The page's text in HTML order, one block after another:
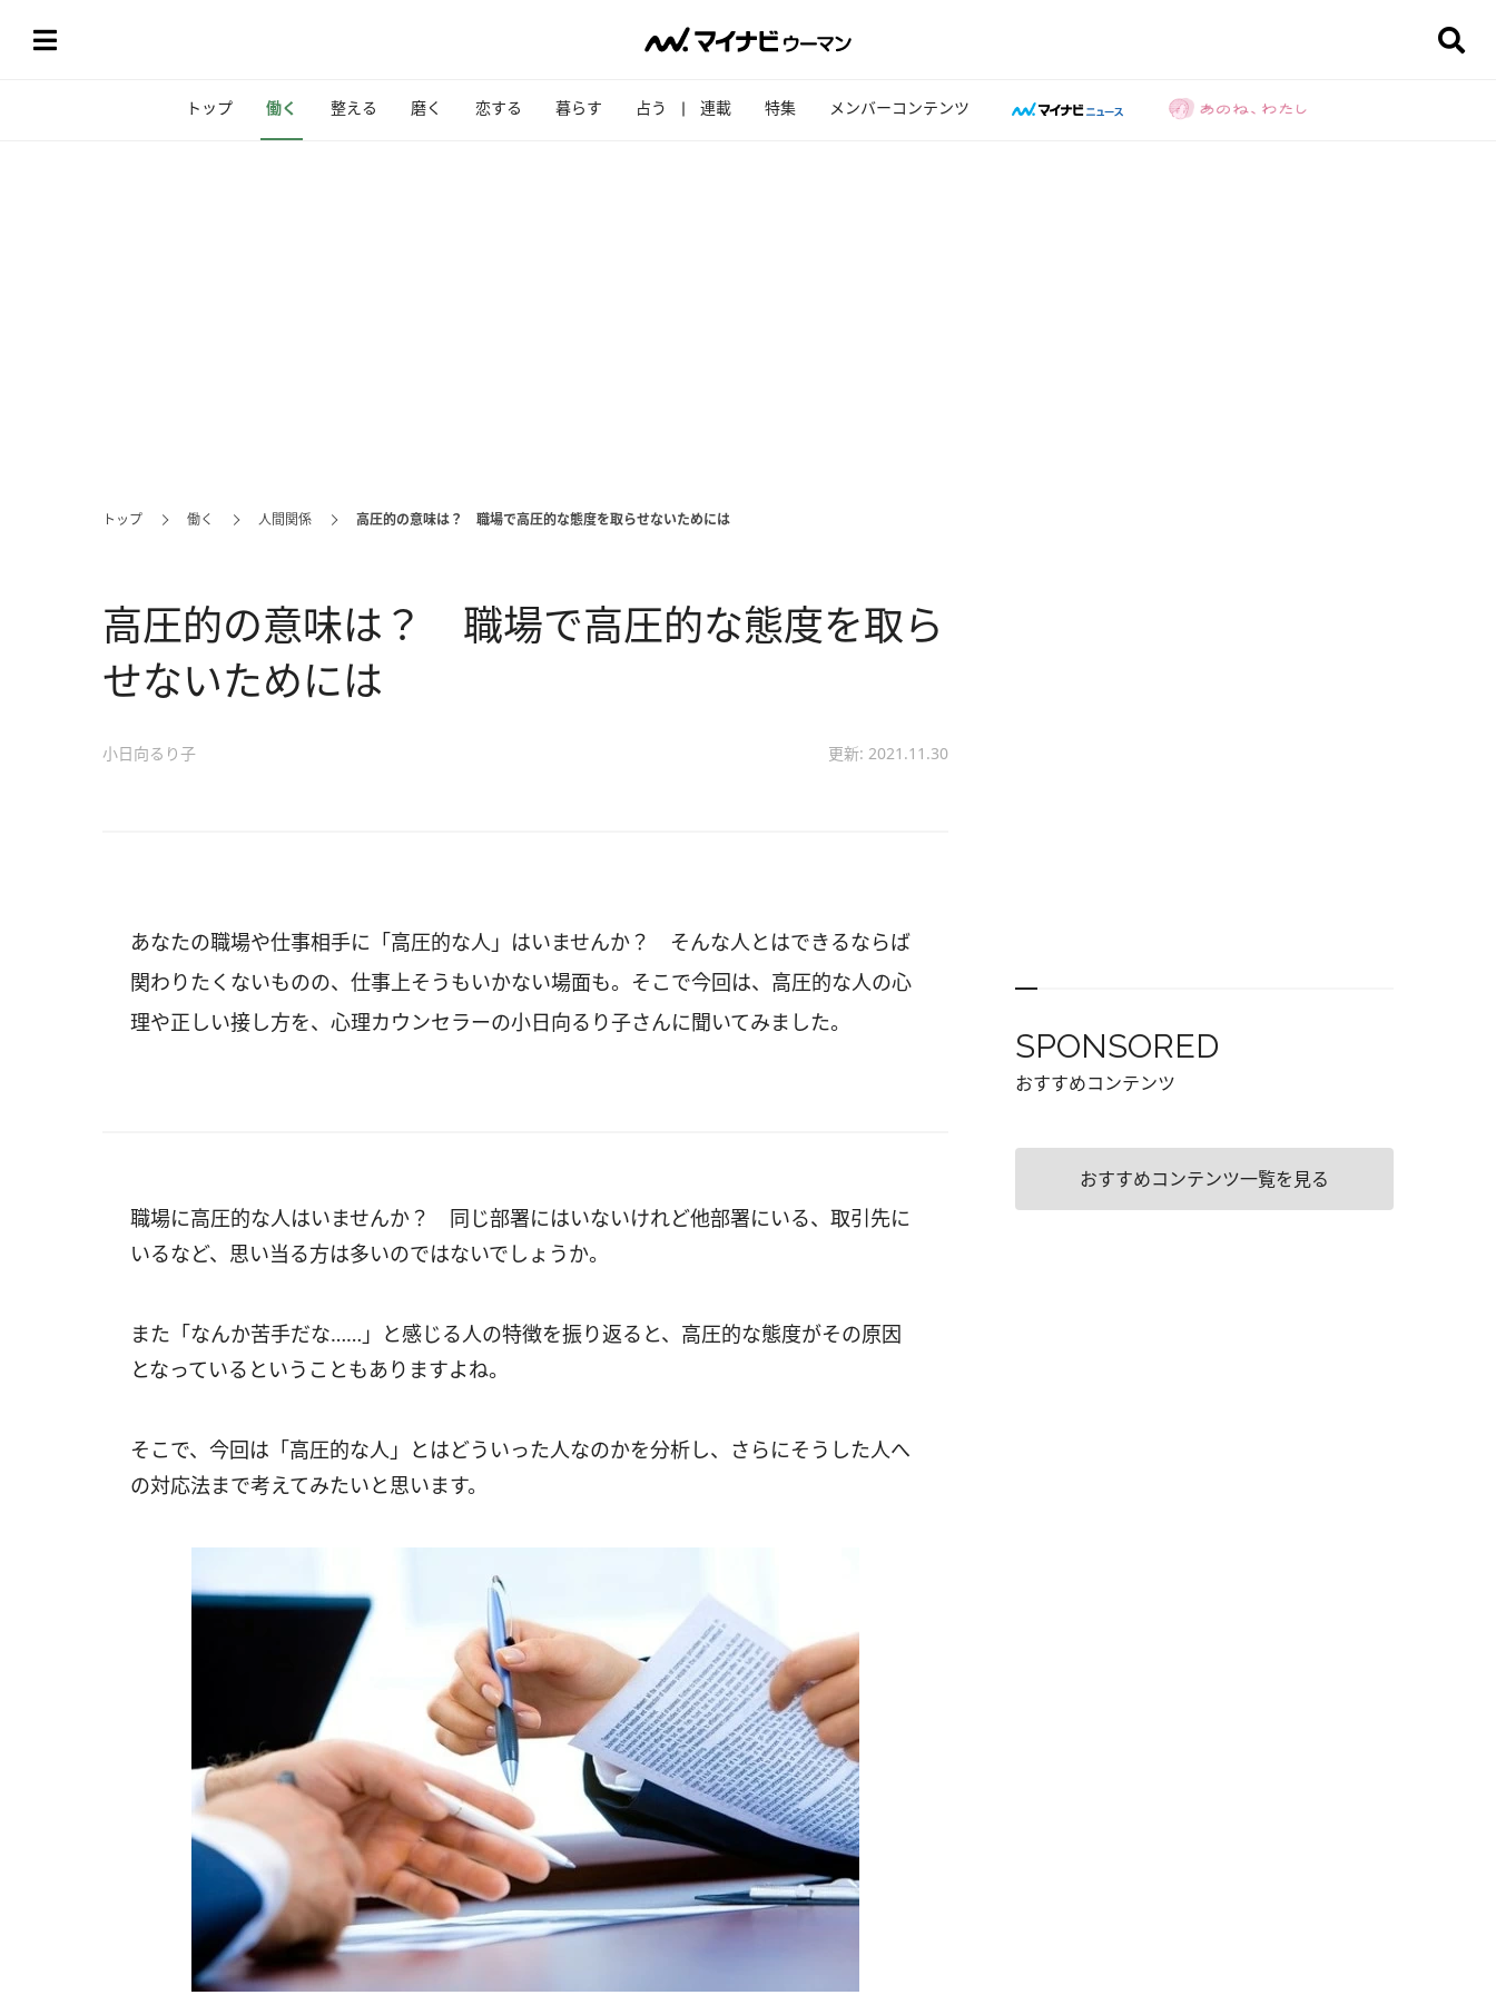
トップ 働く 整える 磨く 恋する 暮らす 占う 連載 特集 メンバーコンテンツ
トップ 働く 人間関係 高圧的の意味は？ 職場で高圧的な態度を取らせないためには
高圧的の意味は？ 職場で高圧的な態度を取ら
せないためには
小日向るり子 更新: 2021.11.30
あなたの職場や仕事相手に「高圧的な人」はいませんか？ そんな人とはできるならば
関わりたくないものの、仕事上そうもいかない場面も。そこで今回は、高圧的な人の心
理や正しい接し方を、心理カウンセラーの小日向るり子さんに聞いてみました。
職場に高圧的な人はいませんか？ 同じ部署にはいないけれど他部署にいる、取引先に
いるなど、思い当る方は多いのではないでしょうか。
また「なんか苦手だな……」と感じる人の特徴を振り返ると、高圧的な態度がその原因
となっているということもありますよね。
そこで、今回は「高圧的な人」とはどういった人なのかを分析し、さらにそうした人へ
の対応法まで考えてみたいと思います。
SPONSORED
おすすめコンテンツ
おすすめコンテンツ一覧を見る